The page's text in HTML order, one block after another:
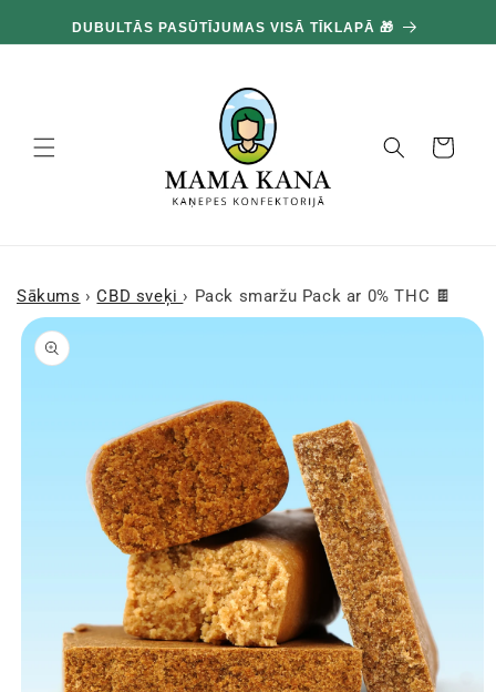
pāriet
pie
DUBULTĀS PASŪTĪJUMAS VISĀ TĪKLAPĀ 🎁
Grozs
Sākums › CBD sveķi › Pack smaržu Pack ar 0% THC 🍫
Pārejiet uz
produkta
informāciju